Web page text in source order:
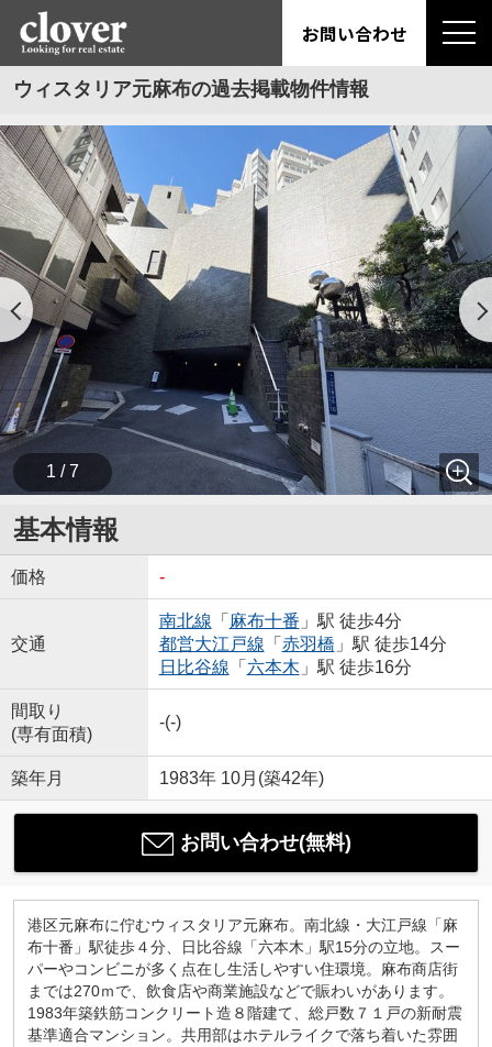
お問い合わせ
ウィスタリア元麻布の過去掲載物件情報
1 / 7
基本情報
価格 -
交通
南北線 「 麻布十番 」駅 徒歩4分
都営大江戸線 「 赤羽橋 」駅 徒歩14分
日比谷線 「 六本木 」駅 徒歩16分
間取り
(専有面積)
-(-)
築年月 1983年 10月(築42年)
お問い合わせ(無料)
港区元麻布に佇むウィスタリア元麻布。南北線・大江戸線「麻
布十番」駅徒歩４分、日比谷線「六本木」駅15分の立地。スー
パーやコンビニが多く点在し生活しやすい住環境。麻布商店街
までは270ｍで、飲食店や商業施設などで賑わいがあります。
1983年築鉄筋コンクリート造８階建て、総戸数７１戸の新耐震
基準適合マンション。共用部はホテルライクで落ち着いた雰囲